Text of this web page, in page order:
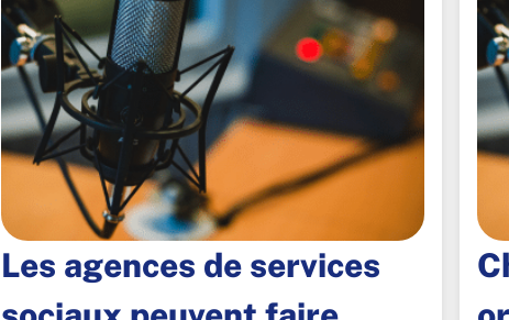
Les agences de services